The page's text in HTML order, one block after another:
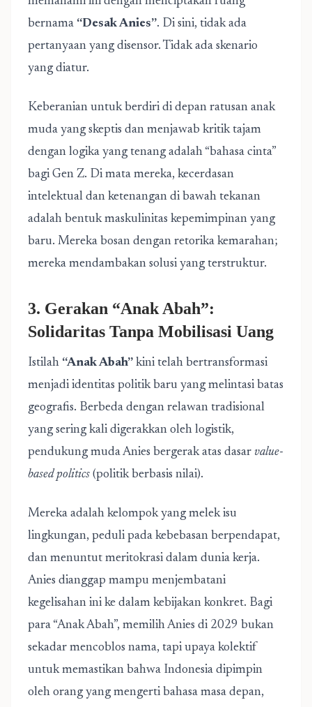
bernama “Desak Anies”. Di sini, tidak ada
pertanyaan yang disensor. Tidak ada skenario
yang diatur.
Keberanian untuk berdiri di depan ratusan anak
muda yang skeptis dan menjawab kritik tajam
dengan logika yang tenang adalah “bahasa cinta”
bagi Gen Z. Di mata mereka, kecerdasan
intelektual dan ketenangan di bawah tekanan
adalah bentuk maskulinitas kepemimpinan yang
baru. Mereka bosan dengan retorika kemarahan;
mereka mendambakan solusi yang terstruktur.
3. Gerakan “Anak Abah”:
Solidaritas Tanpa Mobilisasi Uang
Istilah “Anak Abah” kini telah bertransformasi
menjadi identitas politik baru yang melintasi batas
geografis. Berbeda dengan relawan tradisional
yang sering kali digerakkan oleh logistik,
pendukung muda Anies bergerak atas dasar value-
based politics (politik berbasis nilai).
Mereka adalah kelompok yang melek isu
lingkungan, peduli pada kebebasan berpendapat,
dan menuntut meritokrasi dalam dunia kerja.
Anies dianggap mampu menjembatani
kegelisahan ini ke dalam kebijakan konkret. Bagi
para “Anak Abah”, memilih Anies di 2029 bukan
sekadar mencoblos nama, tapi upaya kolektif
untuk memastikan bahwa Indonesia dipimpin
oleh orang yang mengerti bahasa masa depan,